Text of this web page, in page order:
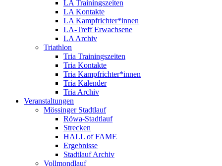
LA Trainingszeiten
LA Kontakte
LA Kampfrichter*innen
LA-Treff Erwachsene
LA Archiv
Triathlon
Tria Trainingszeiten
Tria Kontakte
Tria Kampfrichter*innen
Tria Kalender
Tria Archiv
Veranstaltungen
Mössinger Stadtlauf
Röwa-Stadtlauf
Strecken
HALL of FAME
Ergebnisse
Stadtlauf Archiv
Vollmondlauf